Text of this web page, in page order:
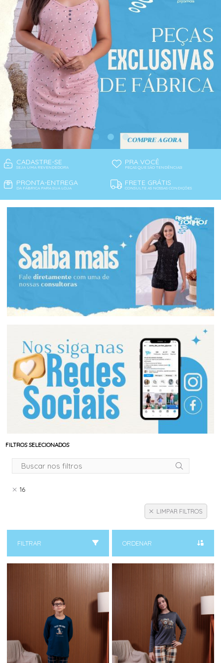
CADASTRE-SE
SEJA UMA REVENDEDORA
PRA VOCÊ
PEÇAS QUE SÃO TENDÊNCIAS!
PRONTA-ENTREGA
DA FÁBRICA PARA SUA LOJA
FRETE GRÁTIS
CONSULTE AS NOSSAS CONDIÇÕES
FILTROS SELECIONADOS
16
LIMPAR FILTROS
FILTRAR ORDENAR